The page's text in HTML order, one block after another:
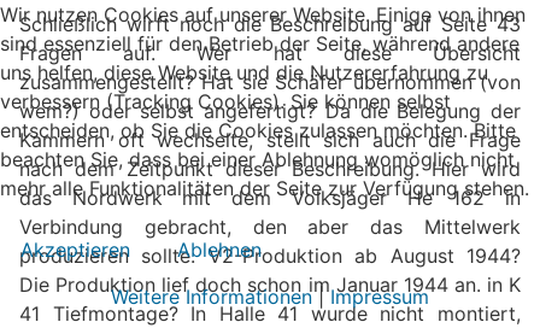
Schließlich wirft noch die Beschreibung auf Seite 43
Fragen auf. Wer hat diese Übersicht
zusammengestellt? Hat sie Schäfer übernommen (von
wem?) oder selbst angefertigt? Da die Belegung der
Kammern oft wechselte, stellt sich auch die Frage
nach dem Zeitpunkt dieser Beschreibung. Hier wird
das Nordwerk mit dem Volksjäger He 162 in
Verbindung gebracht, den aber das Mittelwerk
produzieren sollte. V2-Produktion ab August 1944?
Die Produktion lief doch schon im Januar 1944 an. in K
41 Tiefmontage? In Halle 41 wurde nicht montiert,
Wir nutzen Cookies auf unserer Website. Einige von ihnen
sind essenziell für den Betrieb der Seite, während andere
uns helfen, diese Website und die Nutzererfahrung zu
verbessern (Tracking Cookies). Sie können selbst
entscheiden, ob Sie die Cookies zulassen möchten. Bitte
beachten Sie, dass bei einer Ablehnung womöglich nicht
mehr alle Funktionalitäten der Seite zur Verfügung stehen.
Akzeptieren
Ablehnen
Weitere Informationen|Impressum